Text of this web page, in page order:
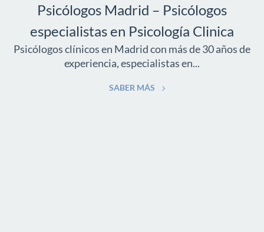
Psicólogos Madrid – Psicólogos
especialistas en Psicología Clinica
Psicólogos clínicos en Madrid con más de 30 años de
experiencia, especialistas en...
SABER MÁS